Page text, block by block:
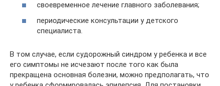
своевременное лечение главного заболевания;
периодические консультации у детского
специалиста.
В том случае, если судорожный синдром у ребенка и все
его симптомы не исчезают после того как была
прекращена основная болезни, можно предполагать, что